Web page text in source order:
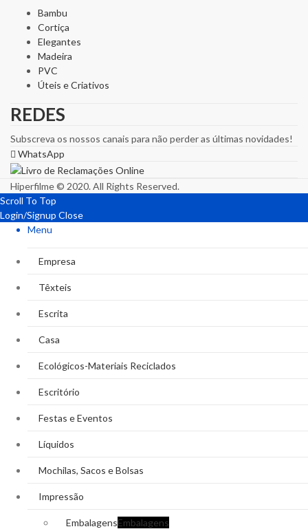
Bambu
Cortiça
Elegantes
Madeira
PVC
Úteis e Criativos
REDES
Subscreva os nossos canais para não perder as últimas novidades!
WhatsApp
Hiperfilme © 2020. All Rights Reserved.
Scroll To Top
Login/Signup Close
Menu
Empresa
Têxteis
Escrita
Casa
Ecológicos-Materiais Reciclados
Escritório
Festas e Eventos
Líquidos
Mochilas, Sacos e Bolsas
Impressão
EmbalagensEmbalagens